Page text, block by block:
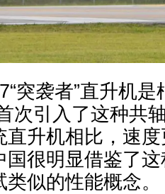
突袭者”直升机是
次引入了这种共
直升机相比，速
国很明显借鉴了
似的性能概念。